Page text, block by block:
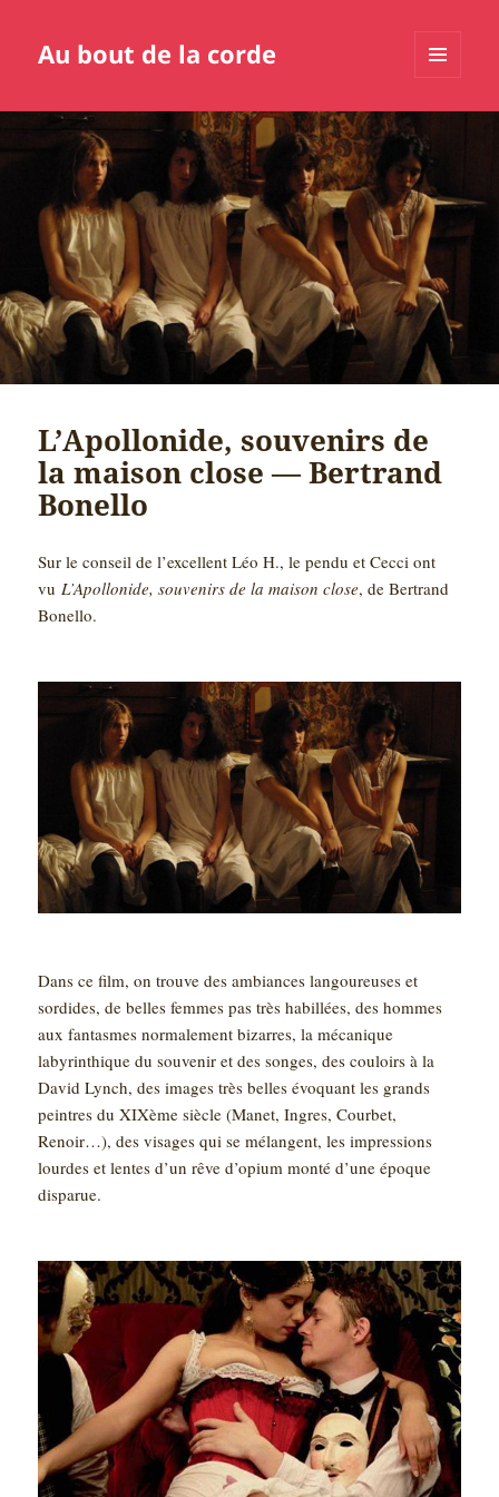
Au bout de la corde
L’Apollonide, souvenirs de
la maison close — Bertrand
Bonello
Sur le conseil de l’excellent Léo H., le pendu et Cecci ont
vuL’Apollonide, souvenirs de la maison close, de Bertrand
Bonello.
Dans ce film, on trouve des ambiances langoureuses et
sordides, de belles femmes pas très habillées, des hommes
aux fantasmes normalement bizarres, la mécanique
labyrinthique du souvenir et des songes, des couloirs à la
David Lynch, des images très belles évoquant les grands
peintres du XIXème siècle (Manet, Ingres, Courbet,
Renoir…), des visages qui se mélangent, les impressions
lourdes et lentes d’un rêve d’opium monté d’une époque
disparue.